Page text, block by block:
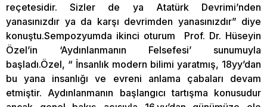
reçetesidir. Sizler de ya Atatürk Devrimi’nden
yanasınızdır ya da karşı devrimden yanasınızdır” diye
konuştu.Sempozyumda ikinci oturum Prof. Dr. Hüseyin
Özel’in ‘Aydınlanmanın Felsefesi’ sunumuyla
başladı.Özel, “ İnsanlık modern bilimi yaratmış, 18yy’dan
bu yana insanlığı ve evreni anlama çabaları devam
etmiştir. Aydınlanmanın başlangıcı tartışma konusudur